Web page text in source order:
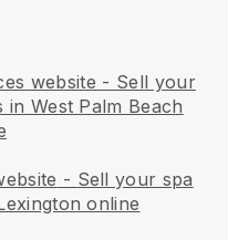
website - Sell your
West Palm Beach
- Sell your spa
online